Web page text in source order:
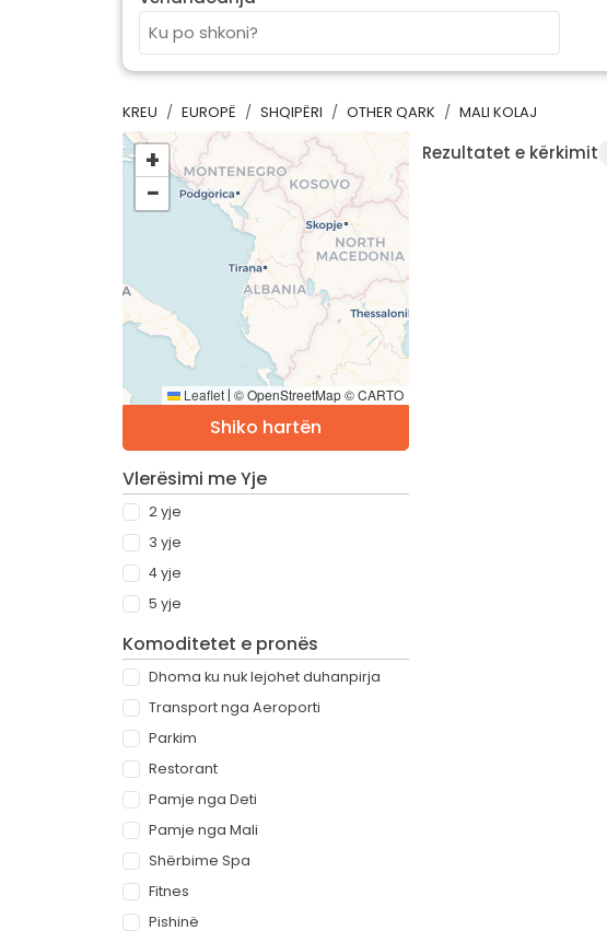
KREU EUROPË SHQIPËRI OTHER QARK MALI KOLAJ
+
−
Leaflet | © OpenStreetMap © CARTO
Shiko hartën
Vlerësimi me Yje
2 yje
3 yje
4 yje
5 yje
Komoditetet e pronës
Dhoma ku nuk lejohet duhanpirja
Transport nga Aeroporti
Parkim
Restorant
Pamje nga Deti
Pamje nga Mali
Shërbime Spa
Fitnes
Pishinë
Rezultatet e kërkimit